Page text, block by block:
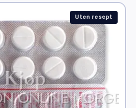
Uten resept